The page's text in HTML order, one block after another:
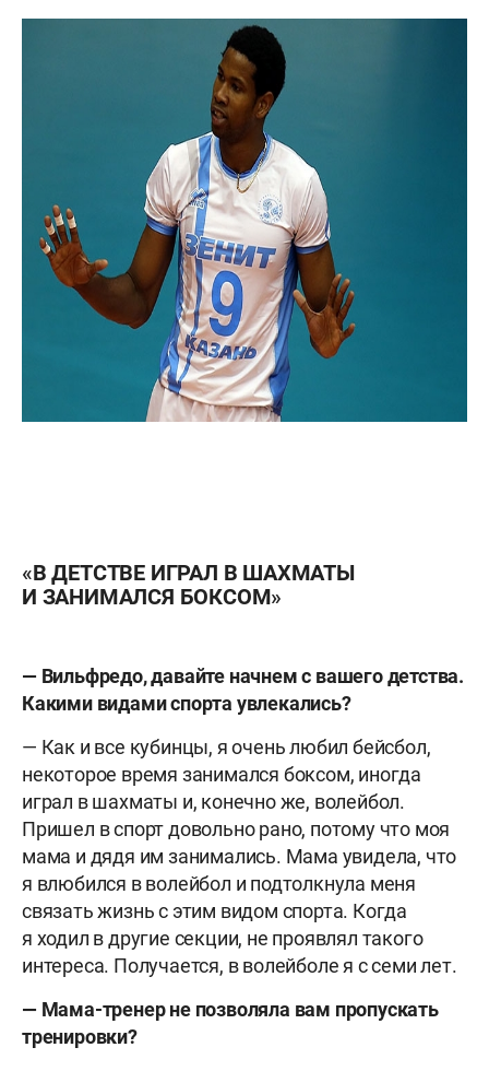
«В ДЕТСТВЕ ИГРАЛ В ШАХМАТЫ
И ЗАНИМАЛСЯ БОКСОМ»
— Вильфредо, давайте начнем с вашего детства.
Какими видами спорта увлекались?
— Как и все кубинцы, я очень любил бейсбол,
некоторое время занимался боксом, иногда
играл в шахматы и, конечно же, волейбол.
Пришел в спорт довольно рано, потому что моя
мама и дядя им занимались. Мама увидела, что
я влюбился в волейбол и подтолкнула меня
связать жизнь с этим видом спорта. Когда
я ходил в другие секции, не проявлял такого
интереса. Получается, в волейболе я с семи лет.
— Мама-тренер не позволяла вам пропускать
тренировки?